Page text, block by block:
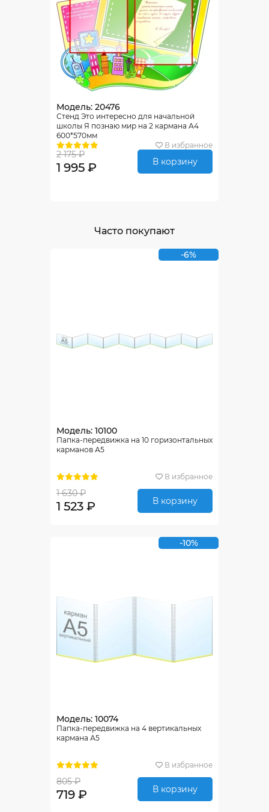
Модель: 20476
Стенд Это интересно для начальной
школы Я познаю мир на 2 кармана А4
600*570мм
В избранное
2 175 ₽
1 995 ₽ В корзину
Часто покупают
-6%
Модель: 10100
Папка-передвижка на 10 горизонтальных
карманов А5
В избранное
1 630 ₽
1 523 ₽ В корзину
-10%
Модель: 10074
Папка-передвижка на 4 вертикальных
кармана А5
В избранное
805 ₽
719 ₽ В корзину